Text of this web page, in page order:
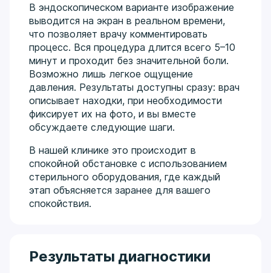
В эндоскопическом варианте изображение
выводится на экран в реальном времени,
что позволяет врачу комментировать
процесс. Вся процедура длится всего 5–10
минут и проходит без значительной боли.
Возможно лишь легкое ощущение
давления. Результаты доступны сразу: врач
описывает находки, при необходимости
фиксирует их на фото, и вы вместе
обсуждаете следующие шаги.
В нашей клинике это происходит в
спокойной обстановке с использованием
стерильного оборудования, где каждый
этап объясняется заранее для вашего
спокойствия.
Результаты диагностики